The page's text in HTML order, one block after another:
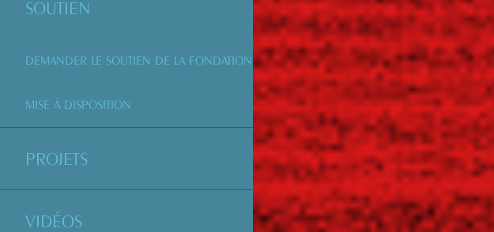
SOUTIEN
DEMANDER LE SOUTIEN DE LA FONDATION
MISE À DISPOSITION
PROJETS
VIDÉOS